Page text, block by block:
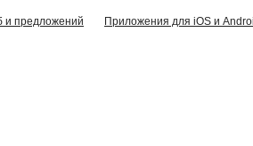
и предложений
Приложения для iOS и